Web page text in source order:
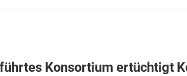
Konsortium ertüchtigt